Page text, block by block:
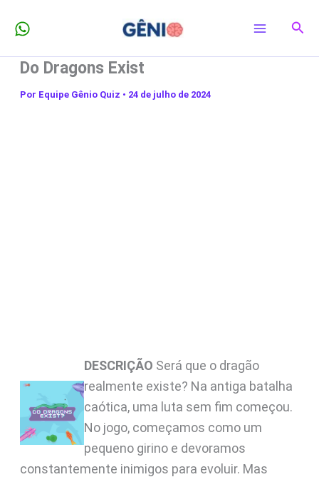
para
conteúdo
Do Dragons Exist
Por Equipe Gênio Quiz • 24 de julho de 2024
DESCRIÇÃO Será que o dragão
realmente existe? Na antiga batalha
caótica, uma luta sem fim começou.
No jogo, começamos como um
pequeno girino e devoramos
constantemente inimigos para evoluir. Mas